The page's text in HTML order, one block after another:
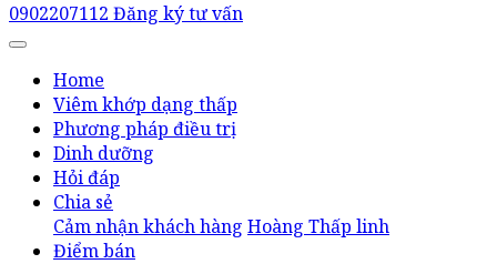
0902207112 Đăng ký tư vấn
Home
Viêm khớp dạng thấp
Phương pháp điều trị
Dinh dưỡng
Hỏi đáp
Chia sẻ
Cảm nhận khách hàng Hoàng Thấp linh
Điểm bán